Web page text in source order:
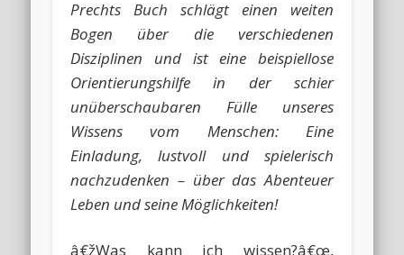
Prechts Buch schlägt einen weiten
Bogen über die verschiedenen
Disziplinen und ist eine beispiellose
Orientierungshilfe in der schier
unüberschaubaren Fülle unseres
Wissens vom Menschen: Eine
Einladung, lustvoll und spielerisch
nachzudenken – über das Abenteuer
Leben und seine Möglichkeiten!
â€žWas kann ich wissen?â€œ,